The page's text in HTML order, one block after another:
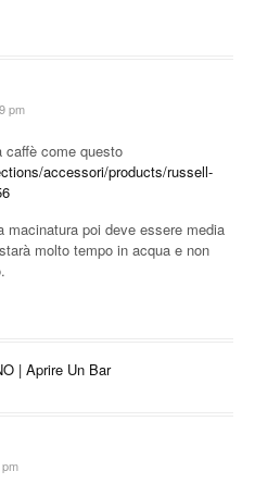
pm
caffè come questo
accessori/products/russell-
macinatura poi deve essere media
molto tempo in acqua e non
| Aprire Un Bar